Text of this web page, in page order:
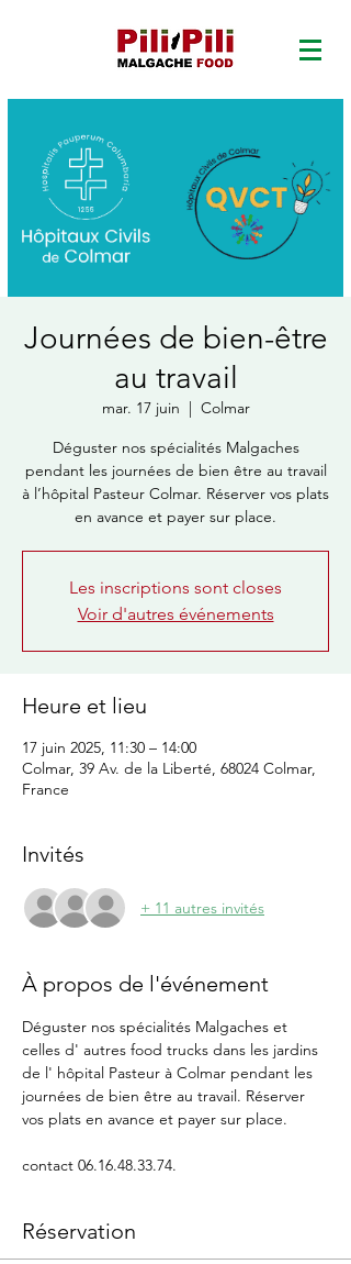
Journées de bien-être
au travail
mar. 17 juin
  |
Colmar
Déguster nos spécialités Malgaches
pendant les journées de bien être au travail
à l’hôpital Pasteur Colmar. Réserver vos plats
en avance et payer sur place.
Les inscriptions sont closes
Voir d'autres événements
Heure et lieu
17 juin 2025, 11:30 – 14:00
Colmar, 39 Av. de la Liberté, 68024 Colmar,
France
Invités
+ 11 autres invités
À propos de l'événement
Déguster nos spécialités Malgaches et
celles d' autres food trucks dans les jardins
de l' hôpital Pasteur à Colmar pendant les
journées de bien être au travail. Réserver
vos plats en avance et payer sur place.
contact 06.16.48.33.74.
Réservation